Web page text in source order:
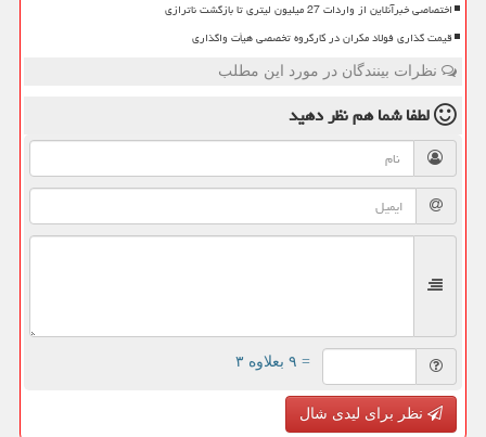
اختصاصی خبرآنلاین از واردات 27 میلیون لیتری تا بازگشت ناترازی
قیمت گذاری فولاد مکران در کارگروه تخصصی هیأت واگذاری
نظرات بینندگان در مورد این مطلب
لطفا شما همنظر دهید
= ۹ بعلاوه ۳
نظر برای لیدی شال